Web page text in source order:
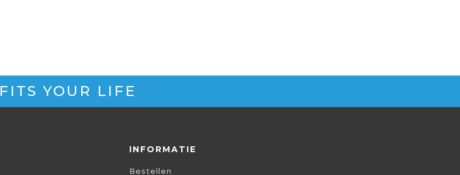
FITS YOUR LIFE
INFORMATIE
Bestellen